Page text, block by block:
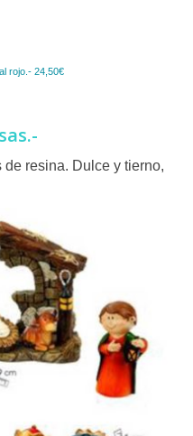
rojo.- 24,50€
resina. Dulce y tierno,